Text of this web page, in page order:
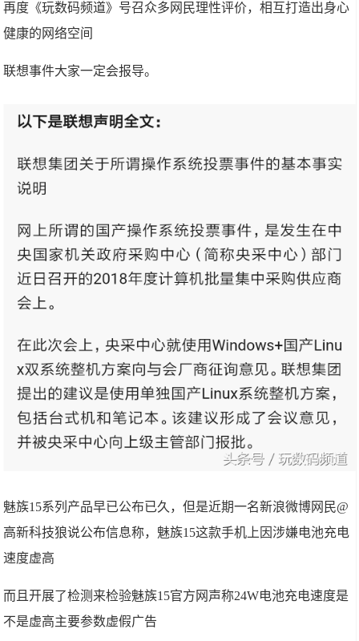
再度《玩数码频道》号召众多网民理性评价，相互打造出身心
健康的网络空间
联想事件大家一定会报导。
魅族15系列产品早已公布已久，但是近期一名新浪微博网民@
高新科技狼说公布信息称，魅族15这款手机上因涉嫌电池充电
速度虚高
而且开展了检测来检验魅族15官方网声称24W电池充电速度是
不是虚高主要参数虚假广告